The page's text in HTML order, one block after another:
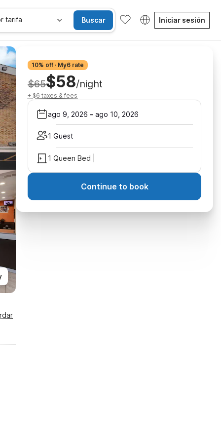
tarifa Buscar Iniciar sesión
10% off · My6 rate
$65$58/night
+ $6 taxes & fees
ago 9, 2026 – ago 10, 2026
1 Guest
1 Queen Bed |
Continue to book